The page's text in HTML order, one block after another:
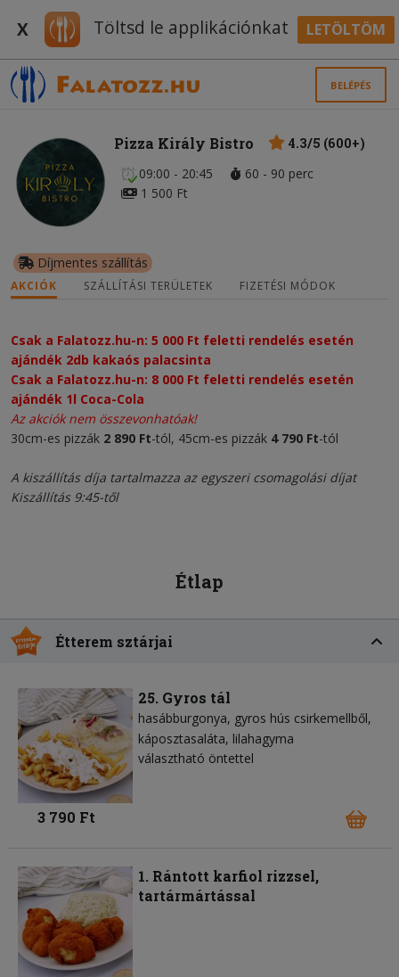
X Töltsd le applikációnkat LETÖLTÖM
BELÉPÉS
Pizza Király Bistro
4.3/5 (600+)
09:00 - 20:45
60 - 90 perc
1 500 Ft
Díjmentes szállítás
AKCIÓK SZÁLLÍTÁSI TERÜLETEK FIZETÉSI MÓDOK
Csak a Falatozz.hu-n: 5 000 Ft feletti rendelés esetén
ajándék 2db kakaós palacsinta
Csak a Falatozz.hu-n: 8 000 Ft feletti rendelés esetén
ajándék 1l Coca-Cola
Az akciók nem összevonhatóak!
30cm-es pizzák 2 890 Ft-tól, 45cm-es pizzák 4 790 Ft-tól
A kiszállítás díja tartalmazza az egyszeri csomagolási díjat
Kiszállítás 9:45-től
Étlap
Étterem sztárjai
25. Gyros tál
hasábburgonya gyros hús csirkemellből
káposztasaláta lilahagyma
választható öntettel
3 790 Ft
1. Rántott karfiol rizzsel,
tartármártással